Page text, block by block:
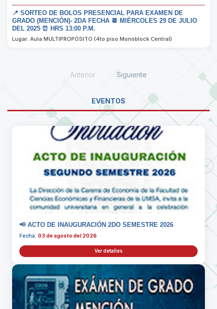
📍 SORTEO DE BOLOS PRESENCIAL PARA EXAMEN DE
GRADO (MENCIÓN)- 2DA FECHA 📆 MIÉRCOLES 29 DE JULIO
DEL 2025 ⏰ HRS 13:00 P.M.
Lugar: Aula MULTIPROPÓSITO (4to piso Monoblock Central)
Anterior Siguiente
EVENTOS
📢 ACTO DE INAUGURACIÓN 2DO SEMESTRE 2026
Fecha: 03 de agosto del 2026
Ver detalles